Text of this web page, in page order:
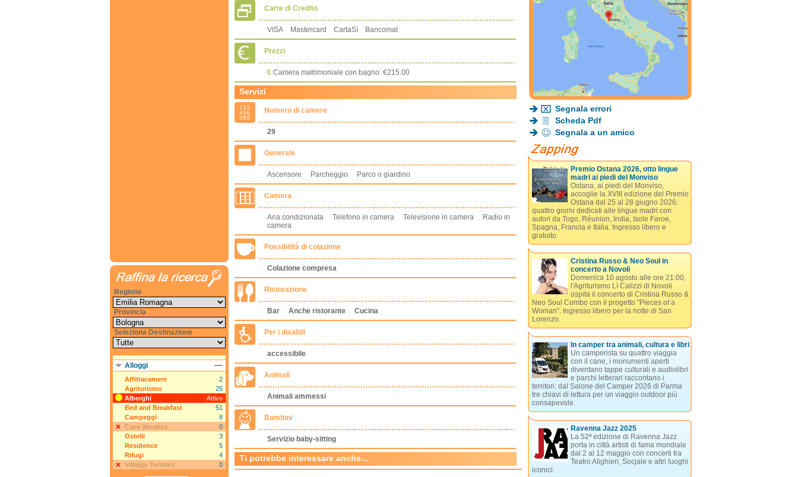
Carte di Credito
VISA Mastercard CartaSì Bancomat
Prezzi
€Camera matrimoniale con bagno: €215.00
Servizi
Numero di camere
29
Generale
Ascensore Parcheggio Parco o giardino
Camera
Aria condizionata Telefono in camera Televisione in camera Radio in
camera
Possibilità di colazione
Colazione compresa
Ristorazione
Bar Anche ristorante Cucina
Per i disabili
accessibile
Animali
Animali ammessi
Bambini
Servizio baby-sitting
Ti potrebbe interessare anche...
Segnala errori
Scheda Pdf
Segnala a un amico
Premio Ostana 2026, otto lingue
madri ai piedi del Monviso
Ostana, ai piedi del Monviso,
accoglie la XVIII edizione del Premio
Ostana dal 25 al 28 giugno 2026:
quattro giorni dedicati alle lingue madri con
autori da Togo, Réunion, India, Isole Faroe,
Spagna, Francia e Italia. Ingresso libero e
gratuito.
Cristina Russo & Neo Soul in
concerto a Novoli
Domenica 10 agosto alle ore 21:00,
l'Agriturismo Lì Calizzi di Novoli
ospita il concerto di Cristina Russo &
Neo Soul Combo con il progetto "Pieces of a
Woman". Ingresso libero per la notte di San
Lorenzo.
In camper tra animali, cultura e libri
Un camperista su quattro viaggia
con il cane, i monumenti aperti
diventano tappe culturali e audiolibri
e parchi letterari raccontano i
territori: dal Salone del Camper 2026 di Parma
tre chiavi di lettura per un viaggio outdoor più
consapevole.
Ravenna Jazz 2025
La 52ª edizione di Ravenna Jazz
porta in città artisti di fama mondiale
dal 2 al 12 maggio con concerti tra
Teatro Alighieri, Socjale e altri luoghi
iconici.
Regione
Provincia
Seleziona Destinazione
Alloggi
Affittacamere
2
Agriturismo
25
Alberghi
Attivo
Bed and Breakfast
51
Campeggi
8
Case Vacanza
0
Ostelli
3
Residence
5
Rifugi
4
Villaggi Turistici
0